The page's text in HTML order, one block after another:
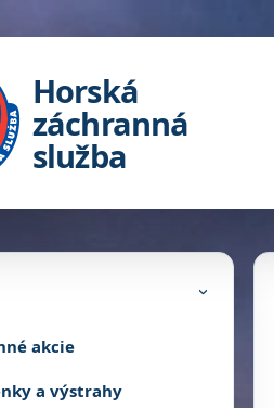
Horská
záchranná
služba
›
akcie
a výstrahy